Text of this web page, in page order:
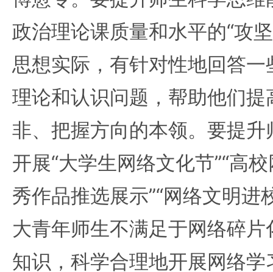
政治理论课质量和水平的“攻
思想实际，有针对性地回答
理论和认识问题，帮助他们
非、把握方向的本领。要提
开展“大学生网络文化节”“高
秀作品推选展示”“网络文明进
大青年师生不满足于网络碎
知识，科学合理地开展网络学